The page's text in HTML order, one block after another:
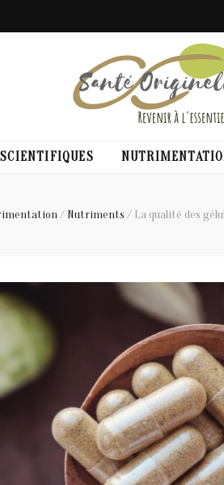
/ Nutriments / La qualité des